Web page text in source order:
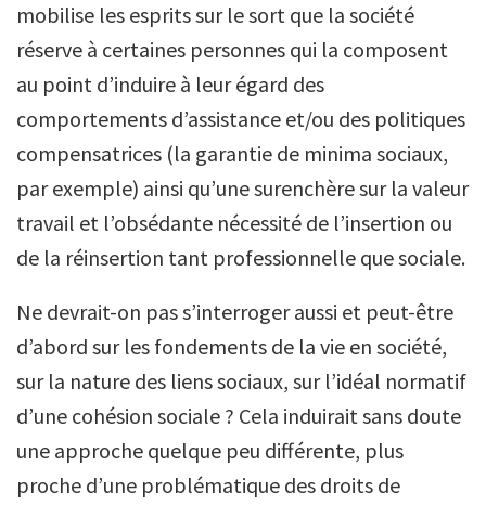
mobilise les esprits sur le sort que la société
réserve à certaines personnes qui la composent
au point d’induire à leur égard des
comportements d’assistance et/ou des politiques
compensatrices (la garantie de minima sociaux,
par exemple) ainsi qu’une surenchère sur la valeur
travail et l’obsédante nécessité de l’insertion ou
de la réinsertion tant professionnelle que sociale.
Ne devrait-on pas s’interroger aussi et peut-être
d’abord sur les fondements de la vie en société,
sur la nature des liens sociaux, sur l’idéal normatif
d’une cohésion sociale ? Cela induirait sans doute
une approche quelque peu différente, plus
proche d’une problématique des droits de